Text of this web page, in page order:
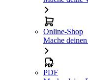
Online-Shop
Mache
PDF